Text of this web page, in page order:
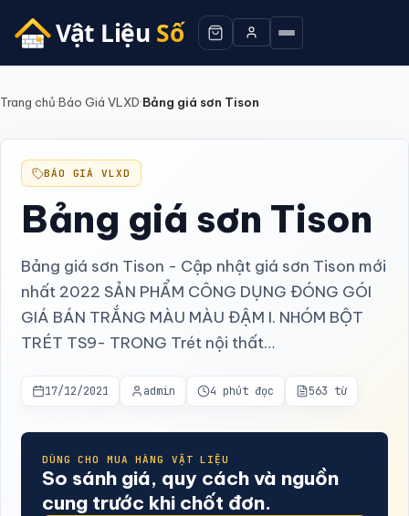
Trang chủ·Báo Giá VLXD·Bảng giá sơn Tison
BÁO GIÁ VLXD
Bảng giá sơn Tison
Bảng giá sơn Tison - Cập nhật giá sơn Tison mới
nhất 2022 SẢN PHẨM CÔNG DỤNG ĐÓNG GÓI
GIÁ BÁN TRẮNG MÀU MÀU ĐẬM I. NHÓM BỘT
TRÉT TS9- TRONG Trét nội thất…
17/12/2021 admin 4 phút đọc 563 từ
DÙNG CHO MUA HÀNG VẬT LIỆU
So sánh giá, quy cách và nguồn
cung trước khi chốt đơn.